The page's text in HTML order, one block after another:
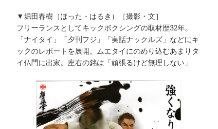
▼堀田春樹（ほった・はるき）［撮影・文］
フリーランスとしてキックボクシングの取材歴32年。
「ナイタイ」「夕刊フジ」「実話ナックルズ」などにキ
ックのレポートを展開。ムエタイにのめり込むあまりタ
イ仏門に出家。座右の銘は「頑張るけど無理しない」